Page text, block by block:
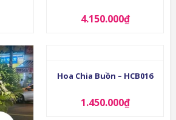
4.150.000₫
Hoa Chia Buồn – HCB016
1.450.000₫